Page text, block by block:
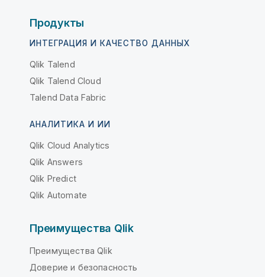
Продукты
ИНТЕГРАЦИЯ И КАЧЕСТВО ДАННЫХ
Qlik Talend
Qlik Talend Cloud
Talend Data Fabric
АНАЛИТИКА И ИИ
Qlik Cloud Analytics
Qlik Answers
Qlik Predict
Qlik Automate
Преимущества Qlik
Преимущества Qlik
Доверие и безопасность